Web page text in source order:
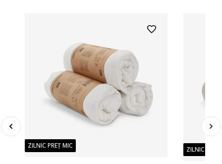
ZILNIC PREȚ MIC ZILNIC PREȚ